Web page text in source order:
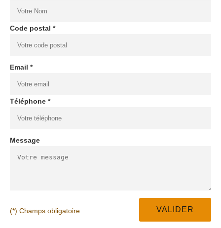
Code postal *
Email *
Téléphone *
Message
(*) Champs obligatoire